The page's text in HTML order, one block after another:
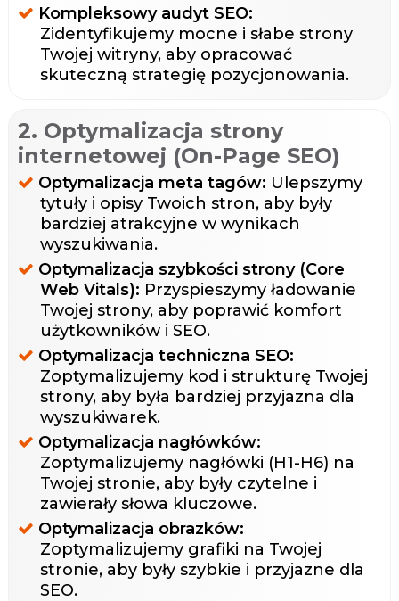
Kompleksowy audyt SEO:
Zidentyfikujemy mocne i słabe strony
Twojej witryny, aby opracować
skuteczną strategię pozycjonowania.
2. Optymalizacja strony
internetowej (On-Page SEO)
Optymalizacja meta tagów: Ulepszymy
tytuły i opisy Twoich stron, aby były
bardziej atrakcyjne w wynikach
wyszukiwania.
Optymalizacja szybkości strony (Core
Web Vitals): Przyspieszymy ładowanie
Twojej strony, aby poprawić komfort
użytkowników i SEO.
Optymalizacja techniczna SEO:
Zoptymalizujemy kod i strukturę Twojej
strony, aby była bardziej przyjazna dla
wyszukiwarek.
Optymalizacja nagłówków:
Zoptymalizujemy nagłówki (H1-H6) na
Twojej stronie, aby były czytelne i
zawierały słowa kluczowe.
Optymalizacja obrazków:
Zoptymalizujemy grafiki na Twojej
stronie, aby były szybkie i przyjazne dla
SEO.